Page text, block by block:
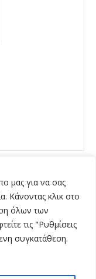
μας για να σας
Κάνοντας κλικ στο
όλων των
τις "Ρυθμίσεις
συγκατάθεση.
| Κατασκευή